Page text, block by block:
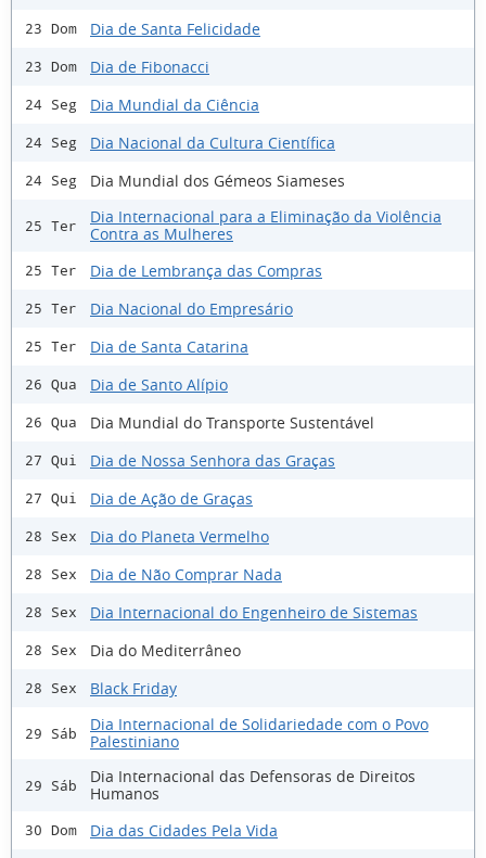
23 Dom Dia de Santa Felicidade
23 Dom Dia de Fibonacci
24 Seg Dia Mundial da Ciência
24 Seg Dia Nacional da Cultura Científica
24 Seg Dia Mundial dos Gémeos Siameses
25 Ter
Dia Internacional para a Eliminação da Violência
Contra as Mulheres
25 Ter Dia de Lembrança das Compras
25 Ter Dia Nacional do Empresário
25 Ter Dia de Santa Catarina
26 Qua Dia de Santo Alípio
26 Qua Dia Mundial do Transporte Sustentável
27 Qui Dia de Nossa Senhora das Graças
27 Qui Dia de Ação de Graças
28 Sex Dia do Planeta Vermelho
28 Sex Dia de Não Comprar Nada
28 Sex Dia Internacional do Engenheiro de Sistemas
28 Sex Dia do Mediterrâneo
28 Sex Black Friday
29 Sáb
Dia Internacional de Solidariedade com o Povo
Palestiniano
29 Sáb
Dia Internacional das Defensoras de Direitos
Humanos
30 Dom
Dia das Cidades Pela Vida